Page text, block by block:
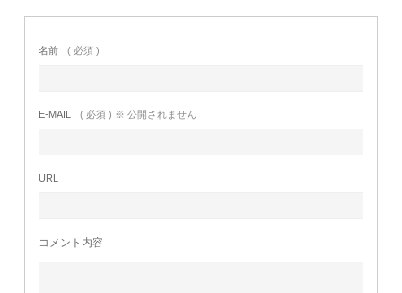
名前 ( 必須 )
E-MAIL ( 必須 ) ※ 公開されません
URL
コメント内容